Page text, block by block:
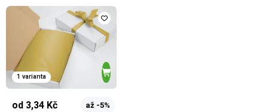
1 varianta
od 3,34 Kč až -5%